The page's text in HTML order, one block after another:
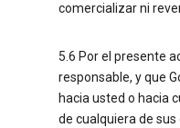
comercializar ni
5.6 Por el presente
responsable, y que
hacia usted o hacia
de cualquiera de